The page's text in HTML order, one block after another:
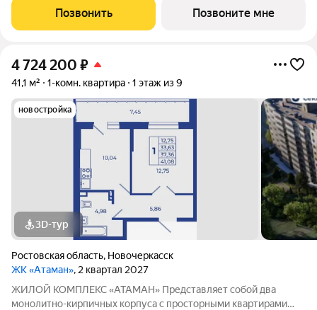
территории организовано озеленение, детские и спортивные
площадки с зонами для отдыха. Рядом
Позвонить Позвоните мне
4 724 200 ₽
41,1 м² 1-комн. квартира 1 этаж из 9
новостройка
3D-тур
Ростовская область, Новочеркасск
ЖК «Атаман», 2 квартал 2027
ЖИЛОЙ КОМПЛЕКС «АТАМАН» Представляет собой два
монолитно-кирпичных корпуса с просторными квартирами